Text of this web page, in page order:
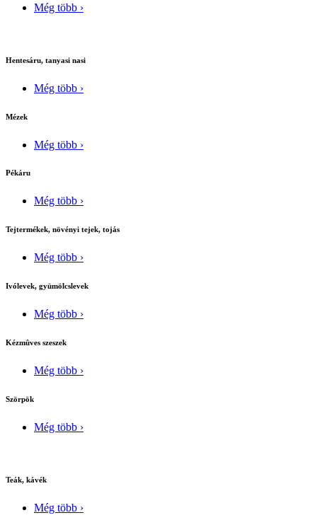
Még több ›
Hentesáru, tanyasi nasi
Még több ›
Mézek
Még több ›
Pékáru
Még több ›
Tejtermékek, növényi tejek, tojás
Még több ›
Ivólevek, gyümölcslevek
Még több ›
Kézmûves szeszek
Még több ›
Szörpök
Még több ›
Teák, kávék
Még több ›